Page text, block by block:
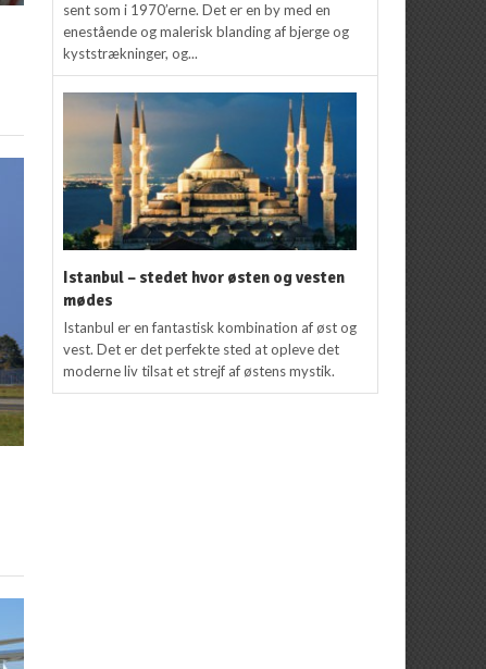
sent som i 1970’erne. Det er en by med en
enestående og malerisk blanding af bjerge og
kyststrækninger, og...
Istanbul – stedet hvor østen og vesten
mødes
Istanbul er en fantastisk kombination af øst og
vest. Det er det perfekte sted at opleve det
moderne liv tilsat et strejf af østens mystik.